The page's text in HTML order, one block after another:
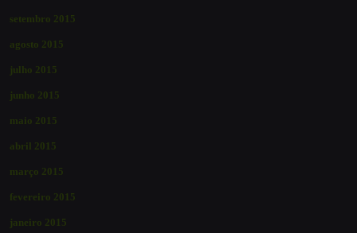
setembro 2015
agosto 2015
julho 2015
junho 2015
maio 2015
abril 2015
março 2015
fevereiro 2015
janeiro 2015